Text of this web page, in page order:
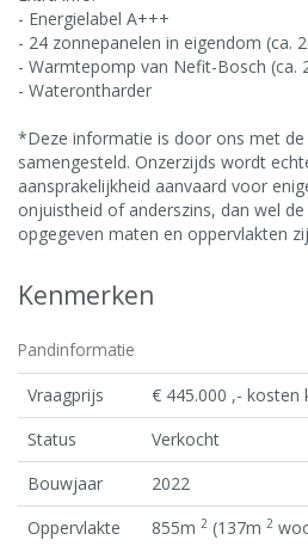
- Energielabel A+++
- 24 zonnepanelen in eigendom (ca.
- Warmtepomp van Nefit-Bosch (ca.
- Waterontharder
*Deze informatie is door ons met de
samengesteld. Onzerzijds wordt
aansprakelijkheid aanvaard voor
onjuistheid of anderszins, dan wel
opgegeven maten en oppervlakten
Kenmerken
Pandinformatie
Vraagprijs
€ 445.000 ,- kosten
Status
Verkocht
Bouwjaar
2022
Oppervlakte
855m 2 (137m 2